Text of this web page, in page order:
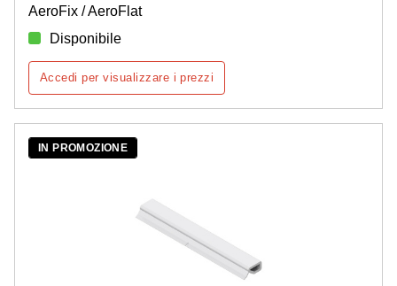
AeroFix / AeroFlat
Disponibile
Accedi per visualizzare i prezzi
IN PROMOZIONE